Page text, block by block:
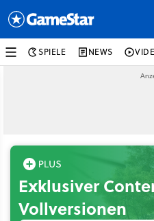
SPIELE NEWS
Exklusiver
Vollversionen